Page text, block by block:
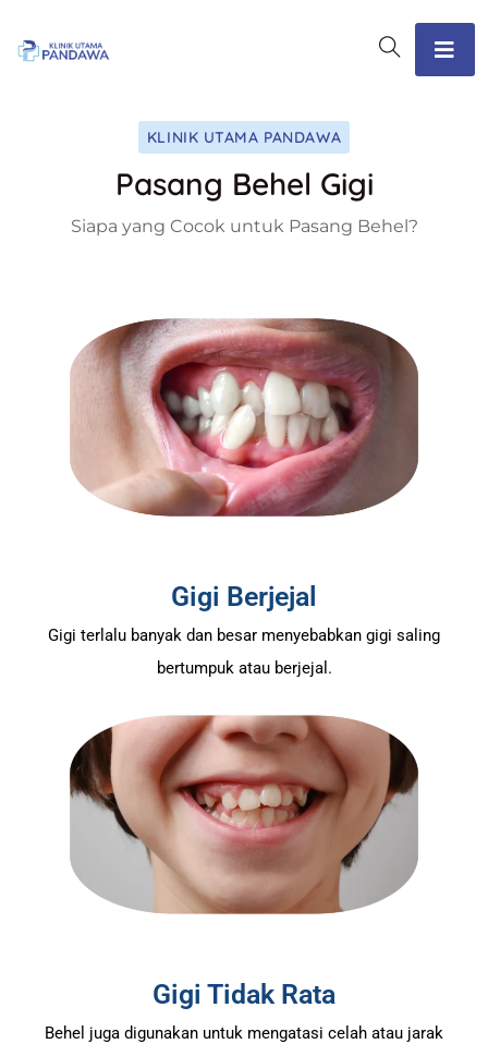
KLINIK UTAMA PANDAWA
Pasang Behel Gigi
Siapa yang Cocok untuk Pasang Behel?
Gigi Berjejal
Gigi terlalu banyak dan besar menyebabkan gigi saling
bertumpuk atau berjejal.
Gigi Tidak Rata
Behel juga digunakan untuk mengatasi celah atau jarak